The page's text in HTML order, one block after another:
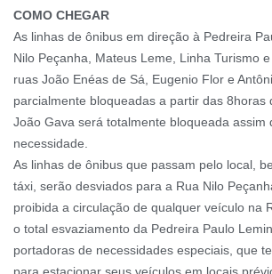
COMO CHEGAR
As linhas de ônibus em direção à Pedreira
Nilo Peçanha, Mateus Leme, Linha Turismo
ruas João Enéas de Sá, Eugenio Flor e
parcialmente bloqueadas a partir das 8horas
João Gava será totalmente bloqueada assim
necessidade.
As linhas de ônibus que passam pelo local,
táxi, serão desviados para a Rua Nilo
proibida a circulação de qualquer veículo na
o total esvaziamento da Pedreira Paulo
portadoras de necessidades especiais, que